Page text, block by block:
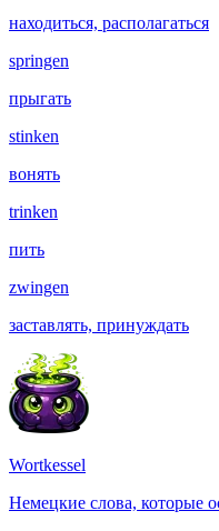
находиться, располагаться
springen
прыгать
stinken
вонять
trinken
пить
zwingen
заставлять, принуждать
Wortkessel
Немецкие слова, которые